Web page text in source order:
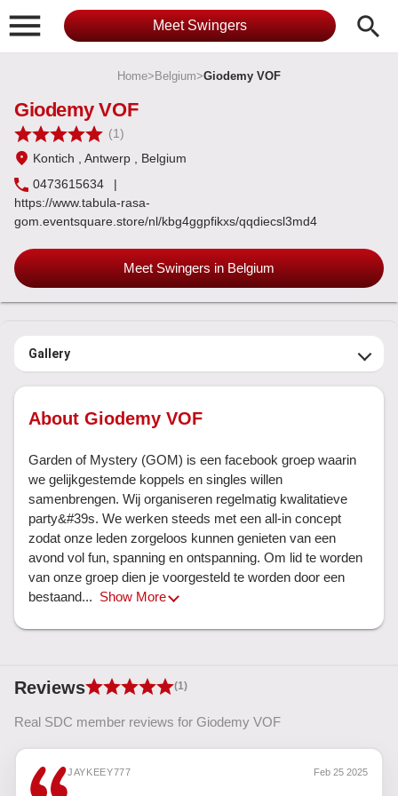
 Meet Swingers search
Home> Belgium>Giodemy VOF
Giodemy VOF
(1)
Kontich
, Antwerp
, Belgium
0473615634
|
https://www.tabula-rasa-
gom.eventsquare.store/nl/kbg4ggpfikxs/qqdiecsl3md4
Meet Swingers in Belgium
Gallery
About Giodemy VOF
Garden of Mystery (GOM) is een facebook groep waarin
we gelijkgestemde koppels en singles willen
samenbrengen. Wij organiseren regelmatig kwalitatieve
party&#39s. We werken steeds met een all-in concept
zodat onze leden zorgeloos kunnen genieten van een
avond vol fun, spanning en ontspanning. Om lid te worden
van onze groep dien je voorgesteld te worden door een
bestaand... Show More
Reviews (1)
Real SDC member reviews for Giodemy VOF
JAYKEEY777 Feb 25 2025